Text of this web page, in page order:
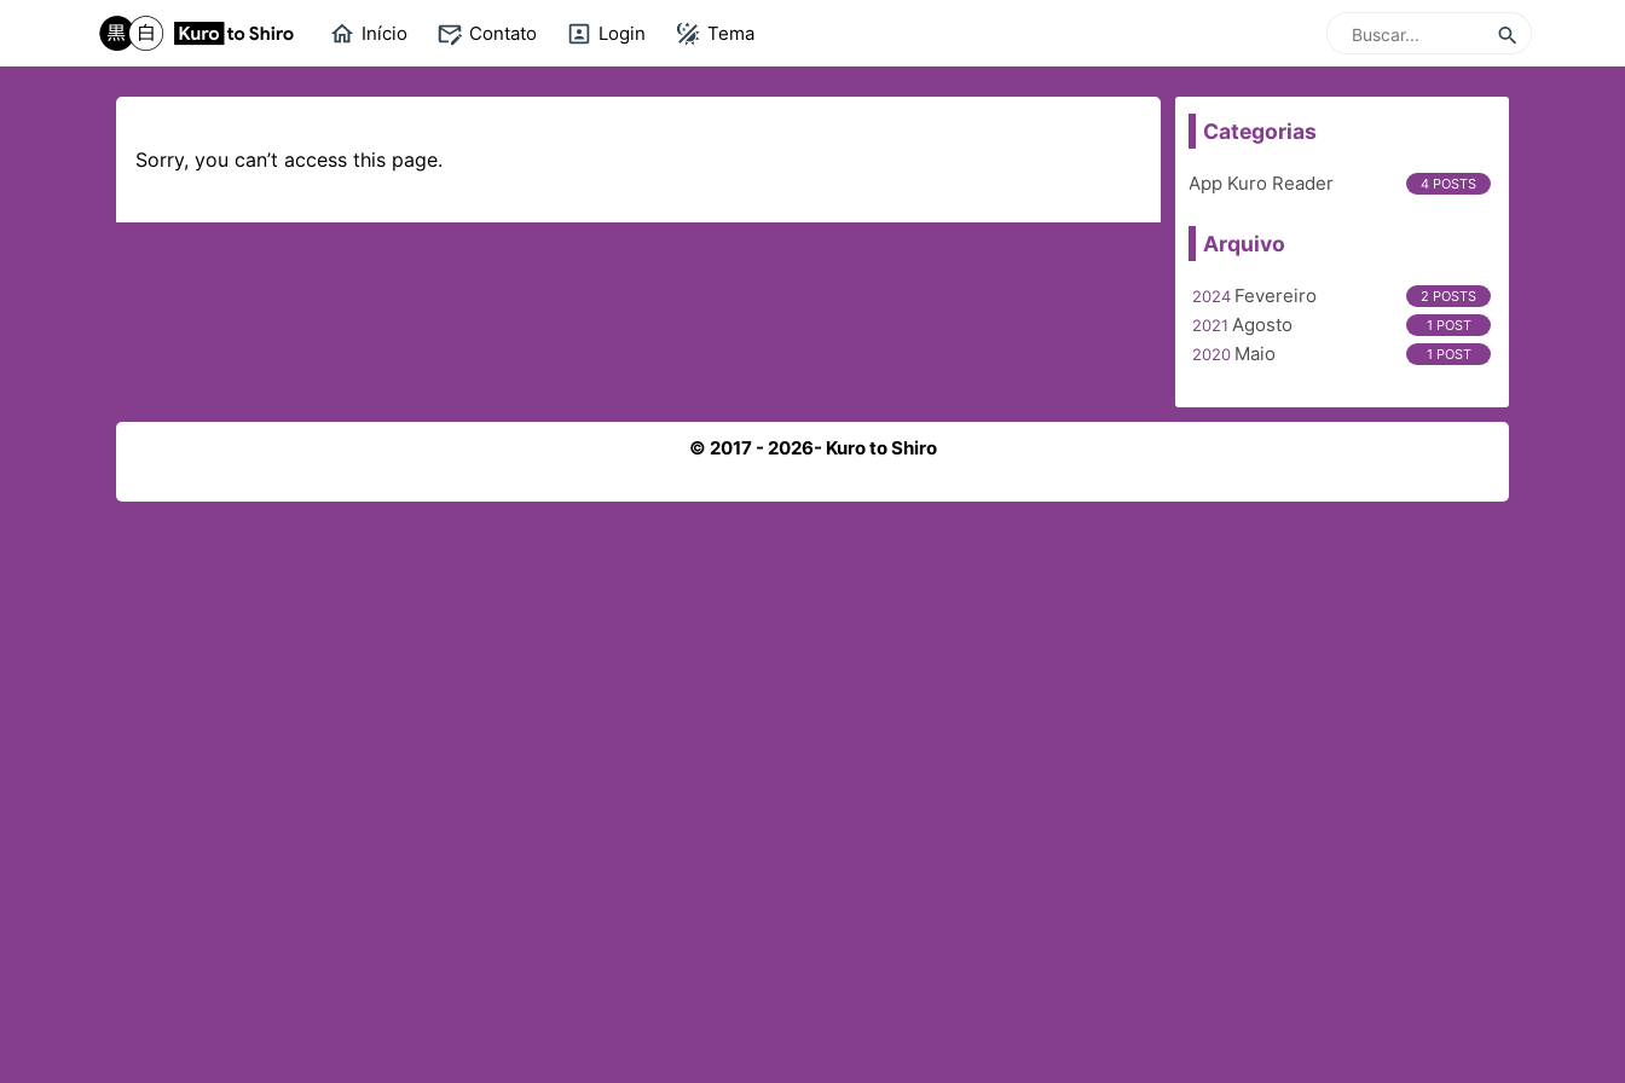
Início Contato Login Tema
Sorry, you can’t access this page.
Categorias
App Kuro Reader
Arquivo
Fevereiro
Agosto
Maio
© 2017 - 2026- Kuro to Shiro